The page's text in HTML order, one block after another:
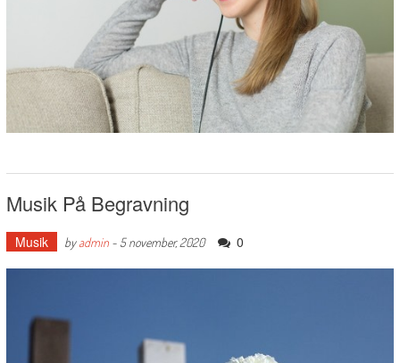
Musik På Begravning
Musik byadmin- 5 november, 2020 0